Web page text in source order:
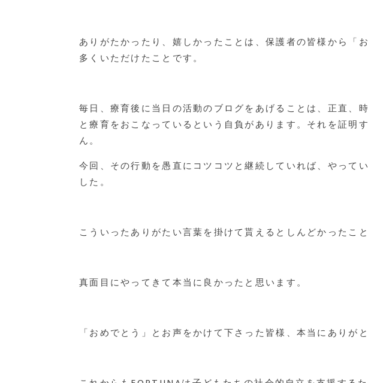
ありがたかったり、嬉しかったことは、保護者の皆様から「
多くいただけたことです。
毎日、療育後に当日の活動のブログをあげることは、正直、
と療育をおこなっているという自負があります。それを証明
ん。
今回、その行動を愚直にコツコツと継続していれば、やって
した。
こういったありがたい言葉を掛けて貰えるとしんどかったこ
真面目にやってきて本当に良かったと思います。
「おめでとう」とお声をかけて下さった皆様、本当にありが